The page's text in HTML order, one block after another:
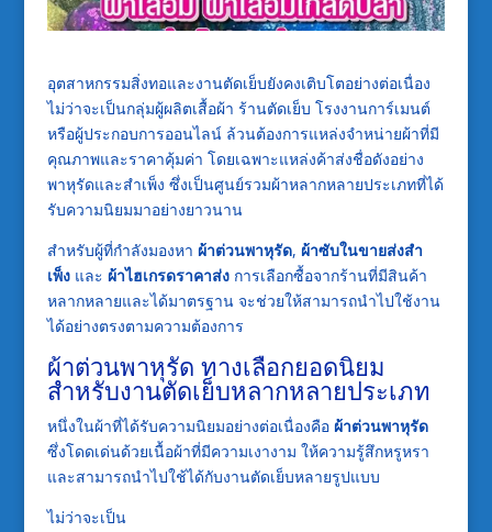
อุตสาหกรรมสิ่งทอและงานตัดเย็บยังคงเติบโตอย่างต่อเนื่อง
ไม่ว่าจะเป็นกลุ่มผู้ผลิตเสื้อผ้า ร้านตัดเย็บ โรงงานการ์เมนต์
หรือผู้ประกอบการออนไลน์ ล้วนต้องการแหล่งจำหน่ายผ้าที่มี
คุณภาพและราคาคุ้มค่า โดยเฉพาะแหล่งค้าส่งชื่อดังอย่าง
พาหุรัดและสำเพ็ง ซึ่งเป็นศูนย์รวมผ้าหลากหลายประเภทที่ได้
รับความนิยมมาอย่างยาวนาน
สำหรับผู้ที่กำลังมองหา ผ้าต่วนพาหุรัด, ผ้าซับในขายส่งสำ
เพ็งและ ผ้าไฮเกรดราคาส่งการเลือกซื้อจากร้านที่มีสินค้า
หลากหลายและได้มาตรฐาน จะช่วยให้สามารถนำไปใช้งาน
ได้อย่างตรงตามความต้องการ
ผ้าต่วนพาหุรัด ทางเลือกยอดนิยม
สำหรับงานตัดเย็บหลากหลายประเภท
หนึ่งในผ้าที่ได้รับความนิยมอย่างต่อเนื่องคือ ผ้าต่วนพาหุรัด
ซึ่งโดดเด่นด้วยเนื้อผ้าที่มีความเงางาม ให้ความรู้สึกหรูหรา
และสามารถนำไปใช้ได้กับงานตัดเย็บหลายรูปแบบ
ไม่ว่าจะเป็น